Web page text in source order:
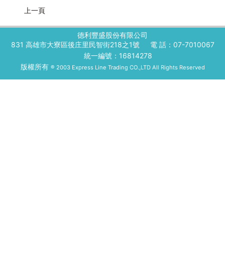
上一頁
德利豐盛股份有限公司
831 高雄市大寮區後庄里民智街218之1號
電 話：07-7010067
統一編號：16814278
版權所有 ® 2003 Express Line Trading CO.,LTD All Rights Reserved